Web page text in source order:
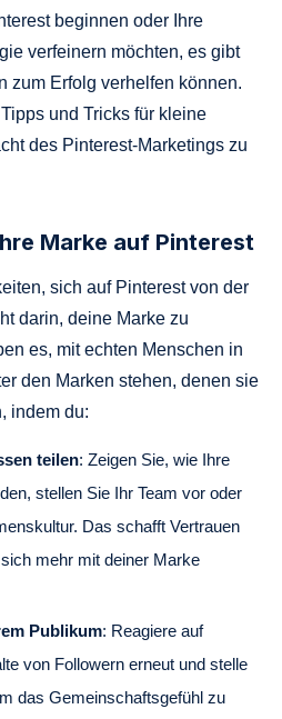
beginnen oder Ihre
verfeinern möchten, es gibt
zum Erfolg verhelfen können.
und Tricks für kleine
des Pinterest-Marketings zu
Marke auf Pinterest
sich auf Pinterest von der
darin, deine Marke zu
es, mit echten Menschen in
den Marken stehen, denen sie
indem du:
teilen: Zeigen Sie, wie Ihre
stellen Sie Ihr Team vor oder
Das schafft Vertrauen
mehr mit deiner Marke
Publikum: Reagiere auf
von Followern erneut und stelle
das Gemeinschaftsgefühl zu